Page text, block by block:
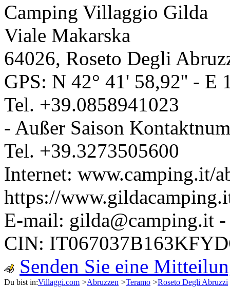
Camping Villaggio Gilda
Viale Makarska
64026, Roseto Degli
GPS: N 42° 41' 58,92'' - E
Tel. +39.0858941023
- Außer Saison
Tel. +39.3273505600
Internet: www.camping.it/
https://
E-mail: gilda@camping.it
CIN:
Senden Sie eine
Du bist in:Villaggi.com >Abruzzen >Teramo >Roseto Degli Abruzzi